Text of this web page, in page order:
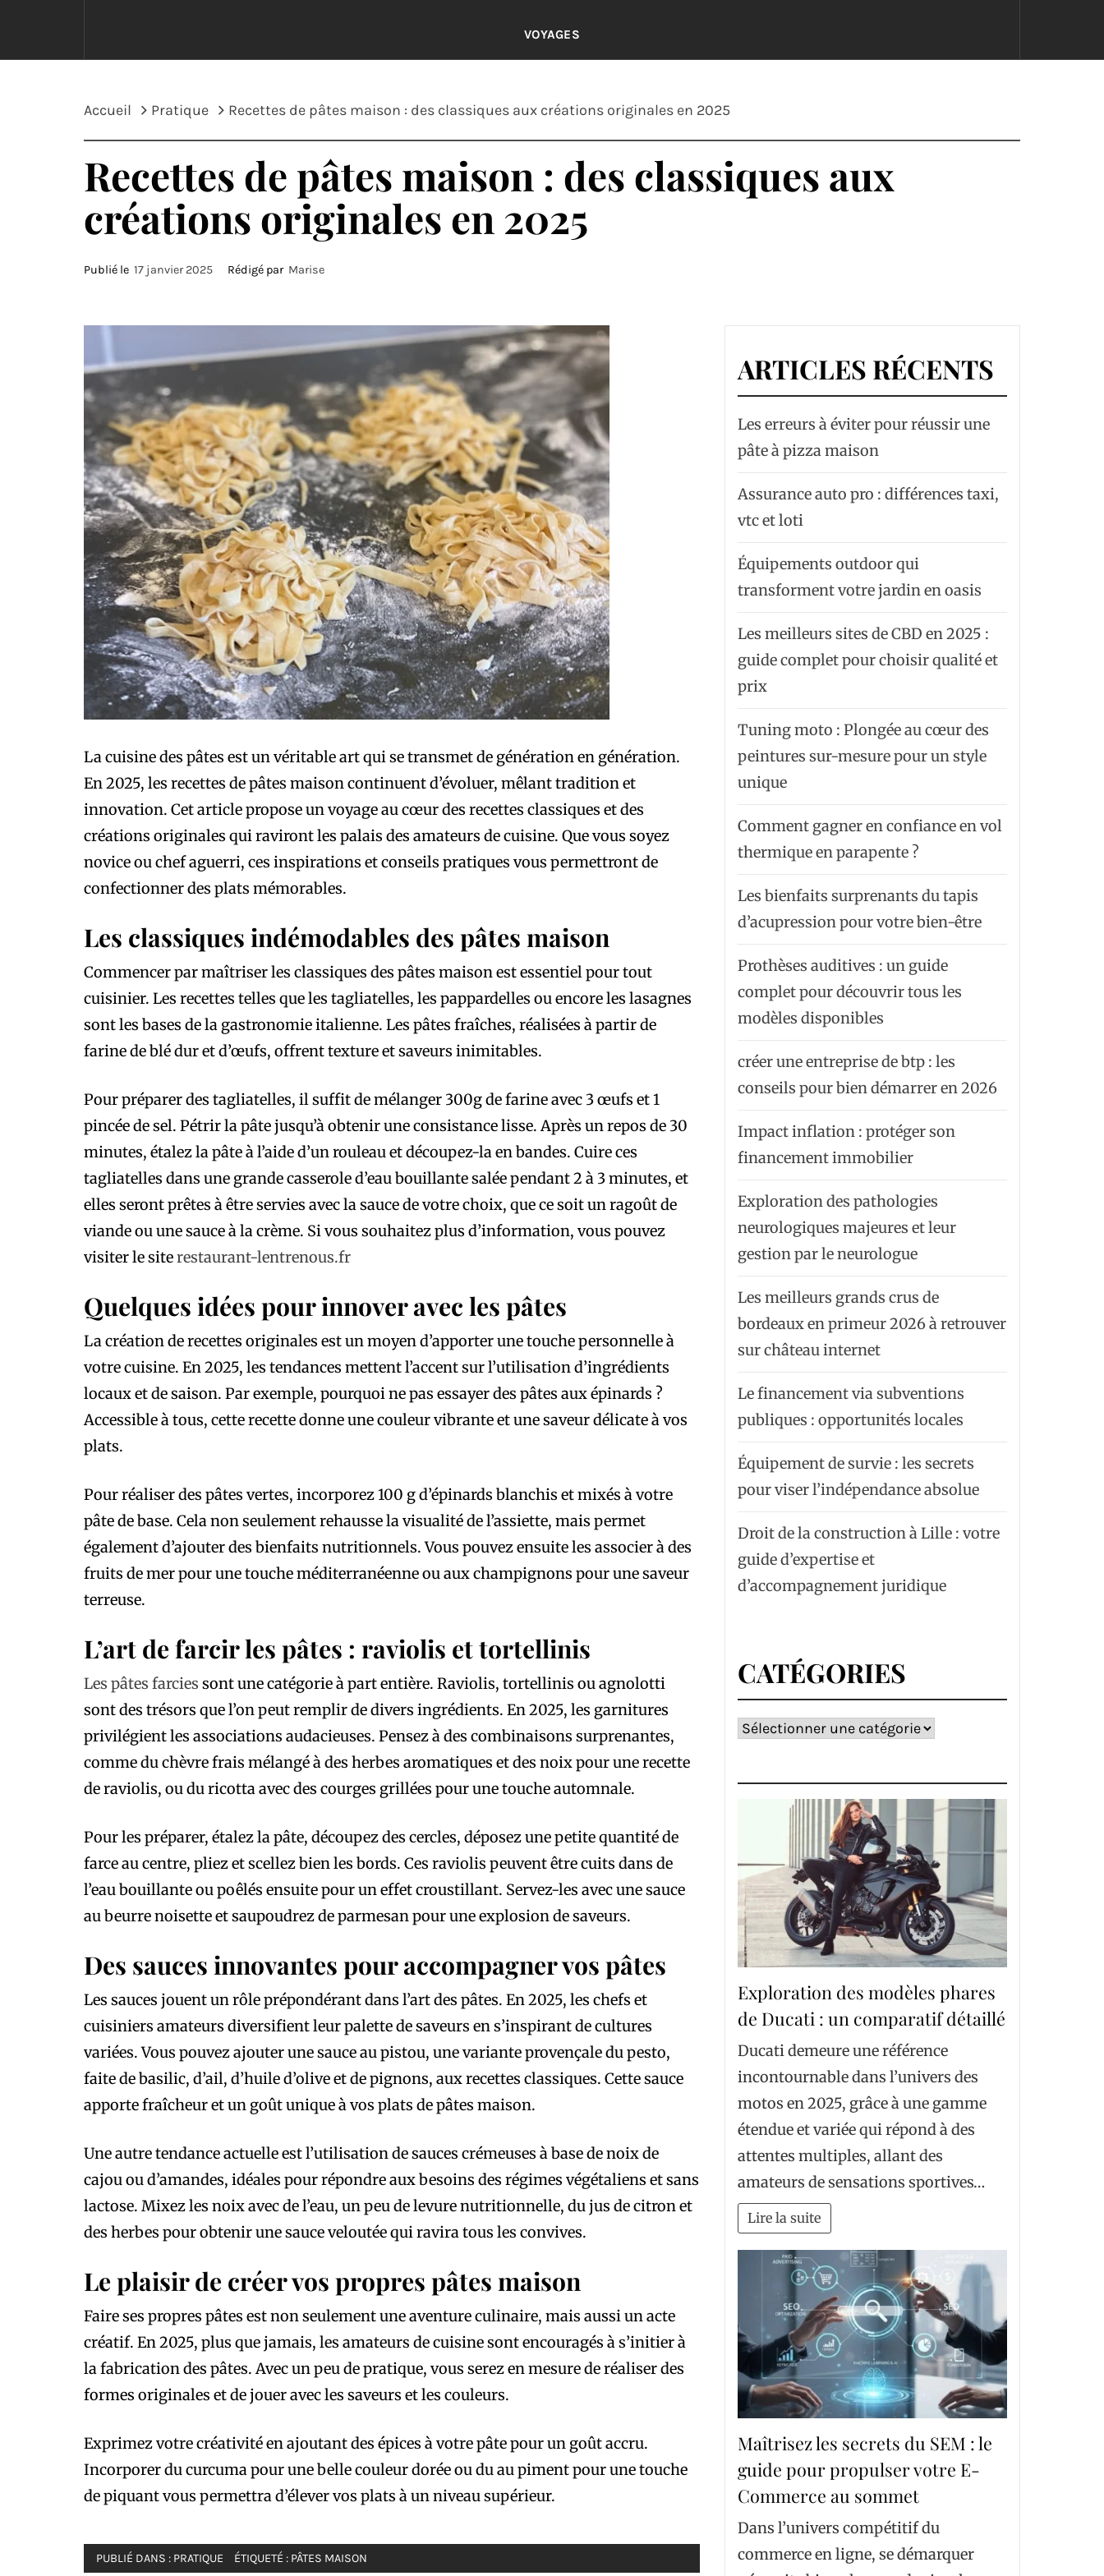
VOYAGES
Accueil Pratique Recettes de pâtes maison : des classiques aux créations originales en 2025
Recettes de pâtes maison : des classiques aux
créations originales en 2025
Publié le 17 janvier 2025 Rédigé par Marise
La cuisine des pâtes est un véritable art qui se transmet de génération en génération.
En 2025, les recettes de pâtes maison continuent d’évoluer, mêlant tradition et
innovation. Cet article propose un voyage au cœur des recettes classiques et des
créations originales qui raviront les palais des amateurs de cuisine. Que vous soyez
novice ou chef aguerri, ces inspirations et conseils pratiques vous permettront de
confectionner des plats mémorables.
Les classiques indémodables des pâtes maison
Commencer par maîtriser les classiques des pâtes maison est essentiel pour tout
cuisinier. Les recettes telles que les tagliatelles, les pappardelles ou encore les lasagnes
sont les bases de la gastronomie italienne. Les pâtes fraîches, réalisées à partir de
farine de blé dur et d’œufs, offrent texture et saveurs inimitables.
Pour préparer des tagliatelles, il suffit de mélanger 300g de farine avec 3 œufs et 1
pincée de sel. Pétrir la pâte jusqu’à obtenir une consistance lisse. Après un repos de 30
minutes, étalez la pâte à l’aide d’un rouleau et découpez-la en bandes. Cuire ces
tagliatelles dans une grande casserole d’eau bouillante salée pendant 2 à 3 minutes, et
elles seront prêtes à être servies avec la sauce de votre choix, que ce soit un ragoût de
viande ou une sauce à la crème. Si vous souhaitez plus d’information, vous pouvez
visiter le siterestaurant-lentrenous.fr
Quelques idées pour innover avec les pâtes
La création de recettes originales est un moyen d’apporter une touche personnelle à
votre cuisine. En 2025, les tendances mettent l’accent sur l’utilisation d’ingrédients
locaux et de saison. Par exemple, pourquoi ne pas essayer des pâtes aux épinards ?
Accessible à tous, cette recette donne une couleur vibrante et une saveur délicate à vos
plats.
Pour réaliser des pâtes vertes, incorporez 100 g d’épinards blanchis et mixés à votre
pâte de base. Cela non seulement rehausse la visualité de l’assiette, mais permet
également d’ajouter des bienfaits nutritionnels. Vous pouvez ensuite les associer à des
fruits de mer pour une touche méditerranéenne ou aux champignons pour une saveur
terreuse.
L’art de farcir les pâtes : raviolis et tortellinis
Les pâtes farcies sont une catégorie à part entière. Raviolis, tortellinis ou agnolotti
sont des trésors que l’on peut remplir de divers ingrédients. En 2025, les garnitures
privilégient les associations audacieuses. Pensez à des combinaisons surprenantes,
comme du chèvre frais mélangé à des herbes aromatiques et des noix pour une recette
de raviolis, ou du ricotta avec des courges grillées pour une touche automnale.
Pour les préparer, étalez la pâte, découpez des cercles, déposez une petite quantité de
farce au centre, pliez et scellez bien les bords. Ces raviolis peuvent être cuits dans de
l’eau bouillante ou poêlés ensuite pour un effet croustillant. Servez-les avec une sauce
au beurre noisette et saupoudrez de parmesan pour une explosion de saveurs.
Des sauces innovantes pour accompagner vos pâtes
Les sauces jouent un rôle prépondérant dans l’art des pâtes. En 2025, les chefs et
cuisiniers amateurs diversifient leur palette de saveurs en s’inspirant de cultures
variées. Vous pouvez ajouter une sauce au pistou, une variante provençale du pesto,
faite de basilic, d’ail, d’huile d’olive et de pignons, aux recettes classiques. Cette sauce
apporte fraîcheur et un goût unique à vos plats de pâtes maison.
Une autre tendance actuelle est l’utilisation de sauces crémeuses à base de noix de
cajou ou d’amandes, idéales pour répondre aux besoins des régimes végétaliens et sans
lactose. Mixez les noix avec de l’eau, un peu de levure nutritionnelle, du jus de citron et
des herbes pour obtenir une sauce veloutée qui ravira tous les convives.
Le plaisir de créer vos propres pâtes maison
Faire ses propres pâtes est non seulement une aventure culinaire, mais aussi un acte
créatif. En 2025, plus que jamais, les amateurs de cuisine sont encouragés à s’initier à
la fabrication des pâtes. Avec un peu de pratique, vous serez en mesure de réaliser des
formes originales et de jouer avec les saveurs et les couleurs.
Exprimez votre créativité en ajoutant des épices à votre pâte pour un goût accru.
Incorporer du curcuma pour une belle couleur dorée ou du au piment pour une touche
de piquant vous permettra d’élever vos plats à un niveau supérieur.
PUBLIÉ DANS : PRATIQUE ÉTIQUETÉ : PÂTES MAISON
ARTICLES RÉCENTS
Les erreurs à éviter pour réussir une
pâte à pizza maison
Assurance auto pro : différences taxi,
vtc et loti
Équipements outdoor qui
transforment votre jardin en oasis
Les meilleurs sites de CBD en 2025 :
guide complet pour choisir qualité et
prix
Tuning moto : Plongée au cœur des
peintures sur-mesure pour un style
unique
Comment gagner en confiance en vol
thermique en parapente ?
Les bienfaits surprenants du tapis
d’acupression pour votre bien-être
Prothèses auditives : un guide
complet pour découvrir tous les
modèles disponibles
créer une entreprise de btp : les
conseils pour bien démarrer en 2026
Impact inflation : protéger son
financement immobilier
Exploration des pathologies
neurologiques majeures et leur
gestion par le neurologue
Les meilleurs grands crus de
bordeaux en primeur 2026 à retrouver
sur château internet
Le financement via subventions
publiques : opportunités locales
Équipement de survie : les secrets
pour viser l’indépendance absolue
Droit de la construction à Lille : votre
guide d’expertise et
d’accompagnement juridique
CATÉGORIES
Catégories
Exploration des modèles phares
de Ducati : un comparatif détaillé
Ducati demeure une référence
incontournable dans l’univers des
motos en 2025, grâce à une gamme
étendue et variée qui répond à des
attentes multiples, allant des
amateurs de sensations sportives…
Lire la suite
Maîtrisez les secrets du SEM : le
guide pour propulser votre E-
Commerce au sommet
Dans l’univers compétitif du
commerce en ligne, se démarquer